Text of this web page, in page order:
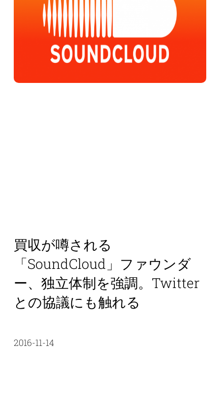
買収が噂される
「SoundCloud」ファウンダ
ー、独立体制を強調。Twitter
との協議にも触れる
2016-11-14